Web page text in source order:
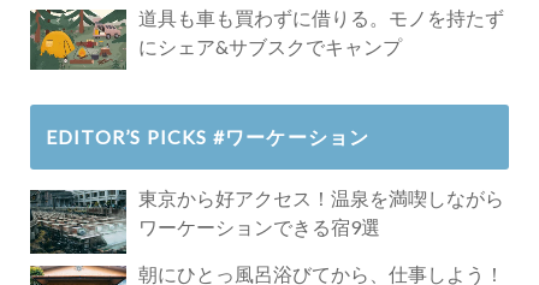
道具も車も買わずに借りる。モノを持たず
にシェア&サブスクでキャンプ
EDITOR’S PICKS #ワーケーション
東京から好アクセス！温泉を満喫しながら
ワーケーションできる宿9選
朝にひとっ風呂浴びてから、仕事しよう！